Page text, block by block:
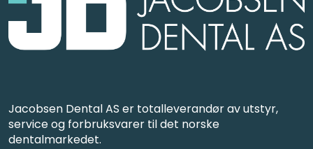
Jacobsen Dental AS er totalleverandør av utstyr,
service og forbruksvarer til det norske
dentalmarkedet.